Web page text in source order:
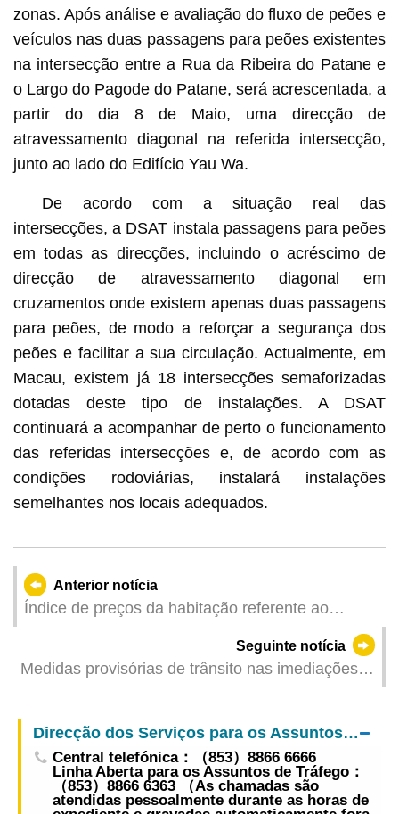
zonas. Após análise e avaliação do fluxo de peões e
veículos nas duas passagens para peões existentes
na intersecção entre a Rua da Ribeira do Patane e
o Largo do Pagode do Patane, será acrescentada, a
partir do dia 8 de Maio, uma direcção de
atravessamento diagonal na referida intersecção,
junto ao lado do Edifício Yau Wa.
De acordo com a situação real das
intersecções, a DSAT instala passagens para peões
em todas as direcções, incluindo o acréscimo de
direcção de atravessamento diagonal em
cruzamentos onde existem apenas duas passagens
para peões, de modo a reforçar a segurança dos
peões e facilitar a sua circulação. Actualmente, em
Macau, existem já 18 intersecções semaforizadas
dotadas deste tipo de instalações. A DSAT
continuará a acompanhar de perto o funcionamento
das referidas intersecções e, de acordo com as
condições rodoviárias, instalará instalações
semelhantes nos locais adequados.
Anterior notícia
Índice de preços da habitação referente ao
Seguinte notícia
Medidas provisórias de trânsito nas imediações
Distância
Direcção dos Serviços para os Assuntos de Tráfego
Central telefónica：（853）8866 6666
Linha Aberta para os Assuntos de Tráfego：
（853）8866 6363 （As chamadas são
atendidas pessoalmente durante as horas de